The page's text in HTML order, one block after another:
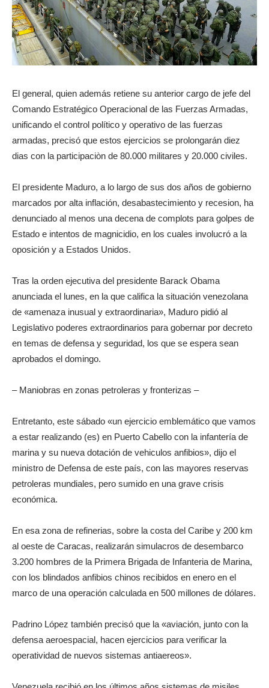
El general, quien además retiene su anterior cargo de jefe del
Comando Estratégico Operacional de las Fuerzas Armadas,
unificando el control político y operativo de las fuerzas
armadas, precisó que estos ejercicios se prolongarán diez
dias con la participaciòn de 80.000 militares y 20.000 civiles.
El presidente Maduro, a lo largo de sus dos años de gobierno
marcados por alta inflación, desabastecimiento y recesion, ha
denunciado al menos una decena de complots para golpes de
Estado e intentos de magnicidio, en los cuales involucró a la
oposición y a Estados Unidos.
Tras la orden ejecutiva del presidente Barack Obama
anunciada el lunes, en la que califica la situación venezolana
de «amenaza inusual y extraordinaria», Maduro pidió al
Legislativo poderes extraordinarios para gobernar por decreto
en temas de defensa y seguridad, los que se espera sean
aprobados el domingo.
– Maniobras en zonas petroleras y fronterizas –
Entretanto, este sábado «un ejercicio emblemático que vamos
a estar realizando (es) en Puerto Cabello con la infantería de
marina y su nueva dotación de vehiculos anfibios», dijo el
ministro de Defensa de este país, con las mayores reservas
petroleras mundiales, pero sumido en una grave crisis
económica.
En esa zona de refinerias, sobre la costa del Caribe y 200 km
al oeste de Caracas, realizarán simulacros de desembarco
3.200 hombres de la Primera Brigada de Infanteria de Marina,
con los blindados anfibios chinos recibidos en enero en el
marco de una operación calculada en 500 millones de dólares.
Padrino López también precisó que la «aviación, junto con la
defensa aeroespacial, hacen ejercicios para verificar la
operatividad de nuevos sistemas antiaereos».